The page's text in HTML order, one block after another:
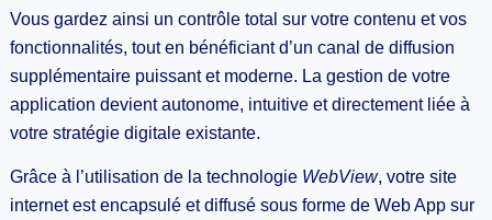
Vous gardez ainsi un contrôle total sur votre contenu et vos
fonctionnalités, tout en bénéficiant d’un canal de diffusion
supplémentaire puissant et moderne. La gestion de votre
application devient autonome, intuitive et directement liée à
votre stratégie digitale existante.
Grâce à l’utilisation de la technologie WebView, votre site
internet est encapsulé et diffusé sous forme de Web App sur